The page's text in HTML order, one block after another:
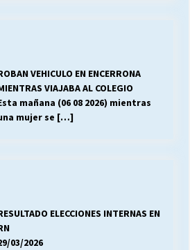
VEHICULO EN ENCERRONA
VIAJABA AL COLEGIO
mañana (06 08 2026) mientras
mujer se […]
ELECCIONES INTERNAS EN
03/2026